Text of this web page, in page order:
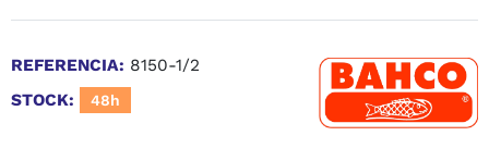
REFERENCIA: 8150-1/2
STOCK:
48h